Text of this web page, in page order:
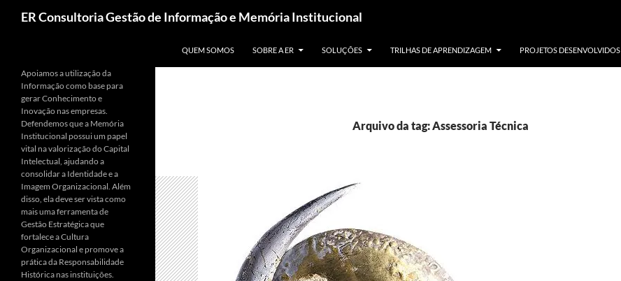
ER Consultoria Gestão de Informação e Memória Institucional
QUEM SOMOS
SOBRE A ER SOLUÇÕES TRILHAS DE APRENDIZAGEM PROJETOS DESENVOLVIDOS
Arquivo da tag: Assessoria Técnica
Apoiamos a utilização da
Informação como base para
gerar Conhecimento e
Inovação nas empresas.
Defendemos que a Memória
Institucional possui um papel
vital na valorização do Capital
Intelectual, ajudando a
consolidar a Identidade e a
Imagem Organizacional. Além
disso, ela deve ser vista como
mais uma ferramenta de
Gestão Estratégica que
fortalece a Cultura
Organizacional e promove a
prática da Responsabilidade
Histórica nas instituições.